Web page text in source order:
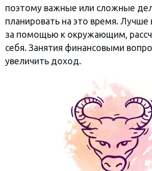
поэтому важные или сложные
планировать на это время. Лучше
за помощью к окружающим,
себя. Занятия финансовыми
увеличить доход.